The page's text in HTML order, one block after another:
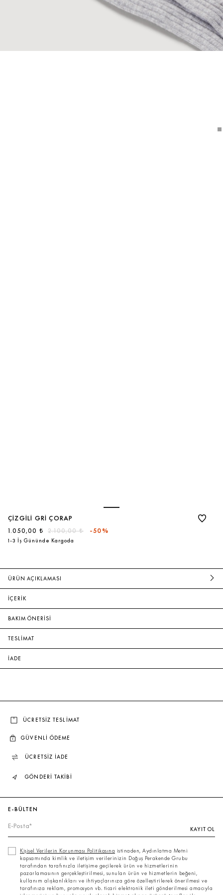
ÇIZGILI GRI ÇORAP
2.100,00 ₺
1.050,00 ₺ -50%
1-3 İş Gününde Kargoda
ÜRÜN AÇIKLAMASI
İÇERİK
BAKIM ÖNERİSİ
TESLİMAT
İADE
ÜCRETSİZ TESLİMAT
GÜVENLİ ÖDEME
ÜCRETSİZ İADE
GÖNDERİ TAKİBİ
E-BÜLTEN
KAYIT OL
Kişisel Verilerin Korunması Politikasına istinaden, Aydınlatma Metni
kapsamında kimlik ve iletişim verilerinizin Doğuş Perakende Grubu
tarafından tarafınızla iletişime geçilerek ürün ve hizmetlerinin
pazarlamasının gerçekleştirilmesi, sunulan ürün ve hizmetlerin beğeni,
kullanım alışkanlıkları ve ihtiyaçlarınıza göre özelleştirilerek önerilmesi ve
tarafınıza reklam, promosyon vb. ticari elektronik ileti gönderilmesi amacıyla